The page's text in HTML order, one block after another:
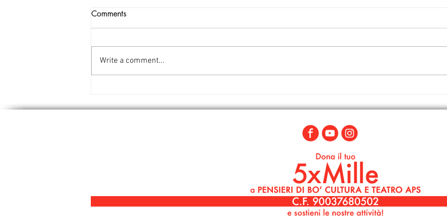
Civitafestival Winter
Auguri di Natale
Comments
Write a comment...